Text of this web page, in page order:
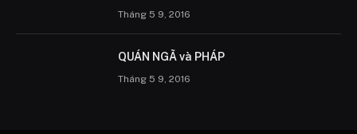
Tháng 5 9, 2016
QUÁN NGÃ và PHÁP
Tháng 5 9, 2016